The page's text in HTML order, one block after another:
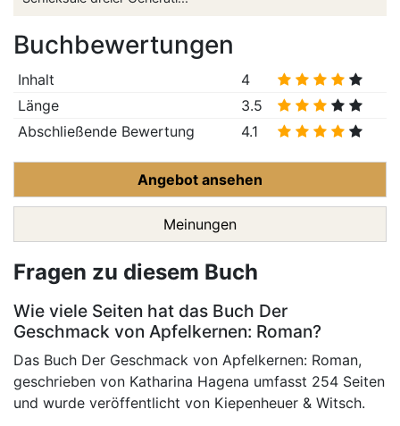
Buchbewertungen
Inhalt
4
Länge
3.5
Abschließende Bewertung
4.1
Angebot ansehen
Meinungen
Fragen zu diesem Buch
Wie viele Seiten hat das Buch Der
Geschmack von Apfelkernen: Roman?
Das Buch Der Geschmack von Apfelkernen: Roman,
geschrieben von Katharina Hagena umfasst 254 Seiten
und wurde veröffentlicht von Kiepenheuer & Witsch.